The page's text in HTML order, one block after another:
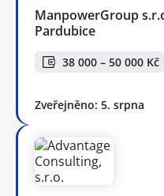
ManpowerGroup
Pardubice
38 000 – 50 000 Kč
Zveřejněno: 5. srpna